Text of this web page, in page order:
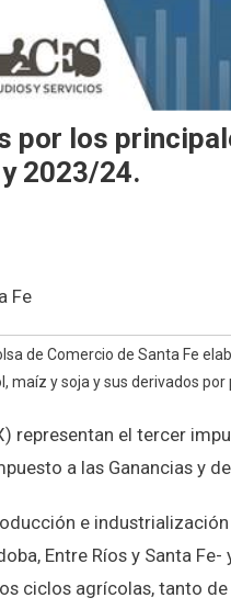
por los
2023/24.
Fe
de Comercio de Santa Fe
maíz y soja y sus derivados
representan el tercer
a las Ganancias y
e
Entre Ríos y Santa
ciclos agrícolas, tanto